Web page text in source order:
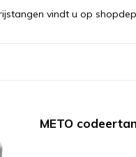
vindt u op
METO